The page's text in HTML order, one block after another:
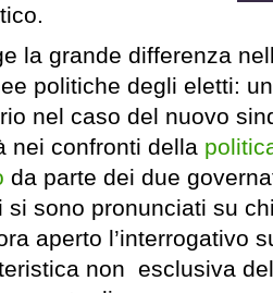
la grande differenza
politiche degli eletti:
nel caso del nuovo
nei confronti della
da parte dei due
sono pronunciati su
aperto l’interrogativo
non esclusiva